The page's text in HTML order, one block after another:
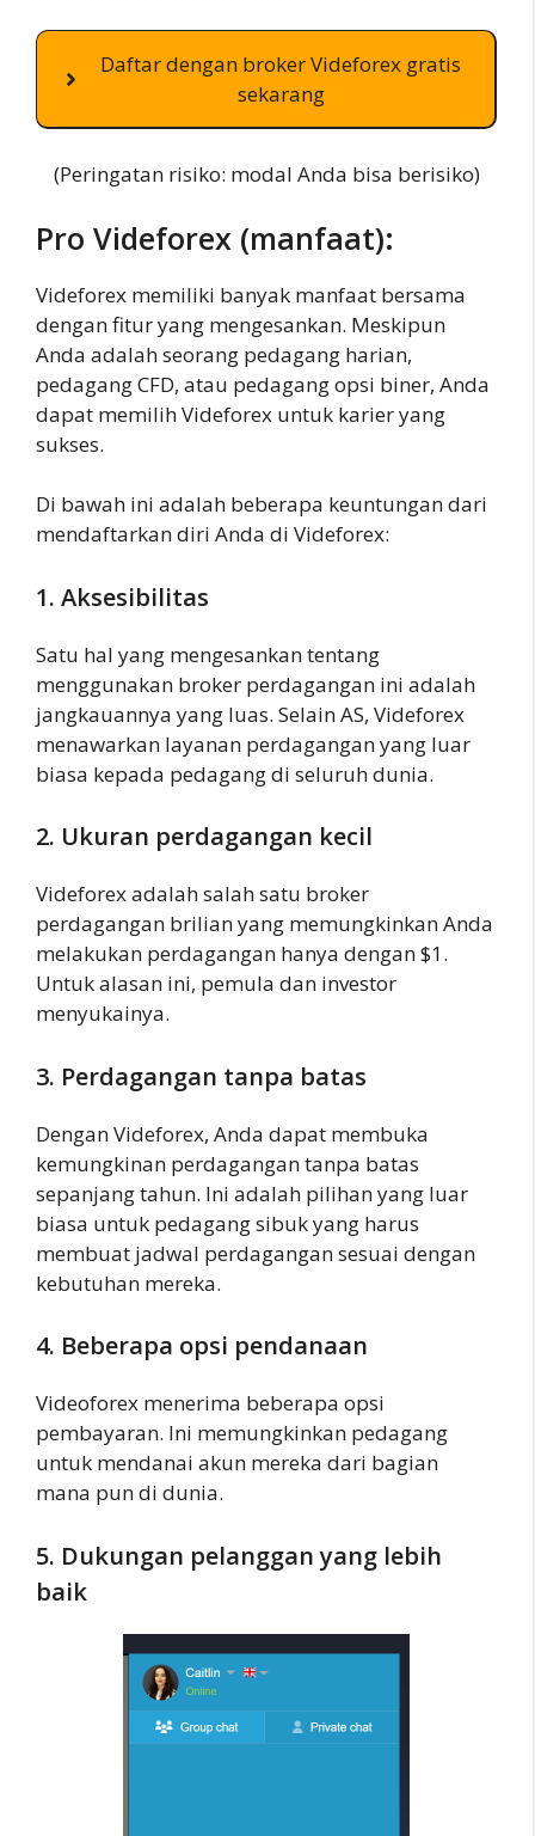
Daftar dengan broker Videforex gratis
sekarang
(Peringatan risiko: modal Anda bisa berisiko)
Pro Videforex (manfaat):
Videforex memiliki banyak manfaat bersama
dengan fitur yang mengesankan. Meskipun
Anda adalah seorang pedagang harian,
pedagang CFD, atau pedagang opsi biner, Anda
dapat memilih Videforex untuk karier yang
sukses.
Di bawah ini adalah beberapa keuntungan dari
mendaftarkan diri Anda di Videforex:
1. Aksesibilitas
Satu hal yang mengesankan tentang
menggunakan broker perdagangan ini adalah
jangkauannya yang luas. Selain AS, Videforex
menawarkan layanan perdagangan yang luar
biasa kepada pedagang di seluruh dunia.
2. Ukuran perdagangan kecil
Videforex adalah salah satu broker
perdagangan brilian yang memungkinkan Anda
melakukan perdagangan hanya dengan $1.
Untuk alasan ini, pemula dan investor
menyukainya.
3. Perdagangan tanpa batas
Dengan Videforex, Anda dapat membuka
kemungkinan perdagangan tanpa batas
sepanjang tahun. Ini adalah pilihan yang luar
biasa untuk pedagang sibuk yang harus
membuat jadwal perdagangan sesuai dengan
kebutuhan mereka.
4. Beberapa opsi pendanaan
Videoforex menerima beberapa opsi
pembayaran. Ini memungkinkan pedagang
untuk mendanai akun mereka dari bagian
mana pun di dunia.
5. Dukungan pelanggan yang lebih
baik